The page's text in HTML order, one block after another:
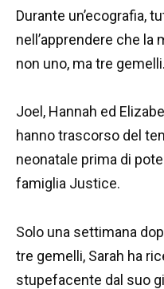
Durante un’ecografia,
nell’apprendere che la
non uno, ma tre gemelli.
Joel, Hannah ed
hanno trascorso del
neonatale prima di
famiglia Justice.
Solo una settimana
tre gemelli, Sarah ha
stupefacente dal suo